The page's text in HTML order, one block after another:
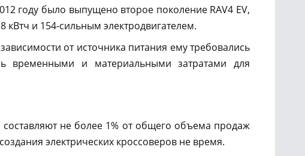
году было выпущено второе поколение RAV4 EV,
кВтч и 154-сильным электродвигателем.
от источника питания ему требовались
временными и материальными затратами для
не более 1% от общего объема продаж
электрических кроссоверов не время.